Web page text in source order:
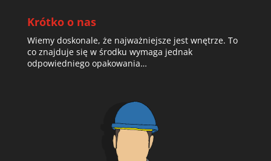
Krótko o nas
Wiemy doskonale, że najważniejsze jest wnętrze. To
co znajduje się w środku wymaga jednak
odpowiedniego opakowania…